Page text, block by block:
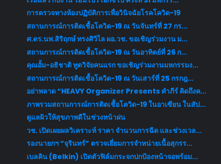
การตรวจทางห้องปฏิบัติการเพื่อวินิจฉัยโรคโควิด-19
สถานการณ์การติดเชื้อโควิด-19 ณ วันจันทร์ที่ 27 กร...
ศ.ดร.นพ.สิริฤกษ์ ทรงศิวิไล ผอ.วช. ขอเชิญร่วมงาน ม...
สถานการณ์การติดเชื้อโควิด-19 ณ วันอาทิตย์ที่ 26 ก...
คุณอั้ม-อธิชาติ ทูตวิจัยคนแรก ขอเชิญร่วมงานมหกรรมง...
สถานการณ์การติดเชื้อโควิด-19 ณ วันเสาร์ที่ 25 กรกฎ...
อย่าพลาด​ “HEAVY Organizer Presents คำภีร์ คิดถึงค...
ภาพรวมสถานการณ์การติดเชื้อโควิด-19 ในอาเซียน ในสัป...
ดูแลผิวให้สุขภาพดีในช่วงหน้าฝน
วช. เปิดเผยผลวิเคราะห์ ราคา จำนวนการฉีด และช่วงเวล...
รองนายกฯ “จุรินทร์” ตรวจเยี่ยมการจำหน่ายเนื้อสุกรร...
เบลคิน (Belkin) เปิดตัวฟิล์มกระจกปกป้องหน้าจอพร้อม...